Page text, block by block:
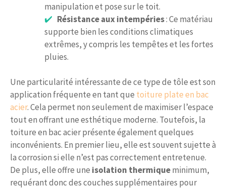
manipulation et pose sur le toit.
Résistance aux intempéries: Ce matériau
supporte bien les conditions climatiques
extrêmes, y compris les tempêtes et les fortes
pluies.
Une particularité intéressante de ce type de tôle est son
application fréquente en tant que toiture plate en bac
acier. Cela permet non seulement de maximiser l’espace
tout en offrant une esthétique moderne. Toutefois, la
toiture en bac acier présente également quelques
inconvénients. En premier lieu, elle est souvent sujette à
la corrosion si elle n’est pas correctement entretenue.
De plus, elle offre une isolation thermiqueminimum,
requérant donc des couches supplémentaires pour